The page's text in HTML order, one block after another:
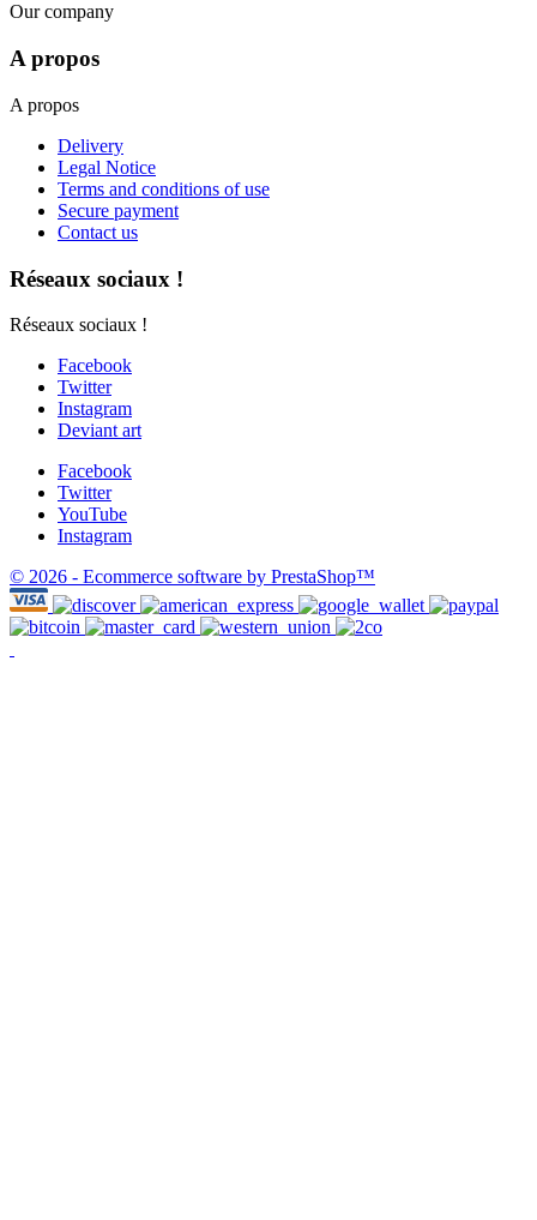
Our company
A propos
A propos
Delivery
Legal Notice
Terms and conditions of use
Secure payment
Contact us
Réseaux sociaux !
Réseaux sociaux !
Facebook
Twitter
Instagram
Deviant art
Facebook
Twitter
YouTube
Instagram
© 2026 - Ecommerce software by PrestaShop™